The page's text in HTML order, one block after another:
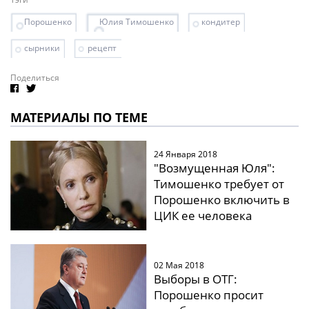
Порошенко
Юлия Тимошенко кондитер
сырники рецепт
Поделиться
МАТЕРИАЛЫ ПО ТЕМЕ
24 Января 2018
"Возмущенная Юля":
Тимошенко требует от
Порошенко включить в
ЦИК ее человека
02 Мая 2018
Выборы в ОТГ:
Порошенко просит